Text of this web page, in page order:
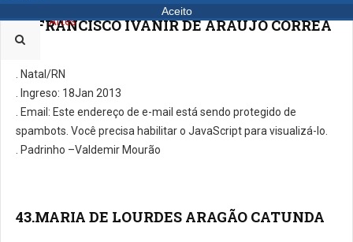
Aceito
42.FRANCISCO IVANIR DE ARAÚJO CORRÊA
. Natal/RN
. Ingreso: 18Jan 2013
. E­mail: Este endereço de e-mail está sendo protegido de
spambots. Você precisa habilitar o JavaScript para visualizá-lo.
. Padrinho –Valdemir Mourão
43.MARIA DE LOURDES ARAGÃO CATUNDA